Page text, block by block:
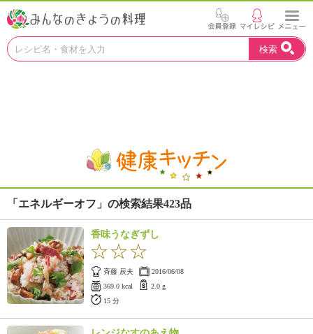
お
見
つ
よ
う
。
N
K
エ
ケ
検索
「エネルギーオフ」の検索結果423品
香味うなぎずし
斉藤 辰夫
2016/06/08
369.0 kcal
2.0 g
15 分